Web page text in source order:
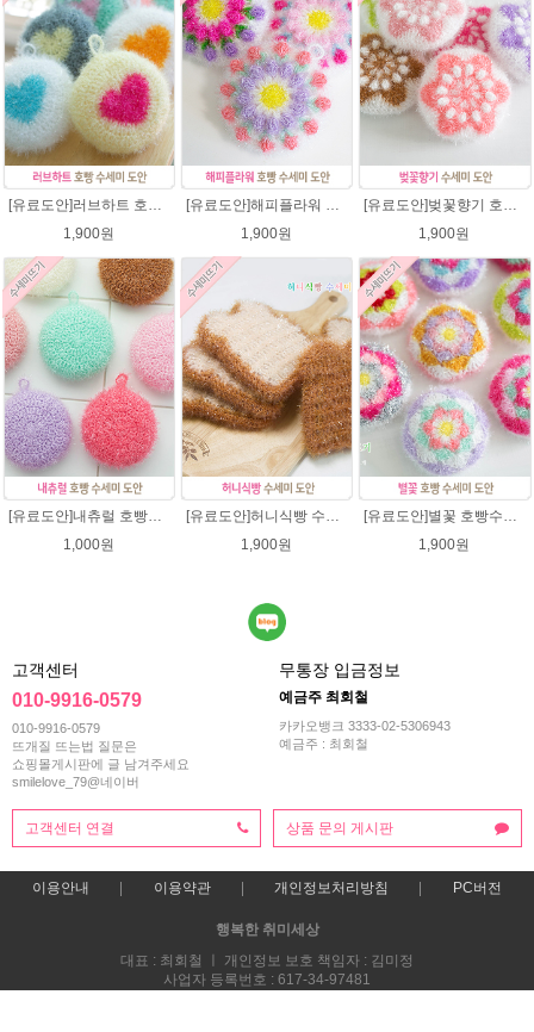
1,900원
1,900원
1,900원
[유료도안]내츄럴 호빵수세미 코바늘뜨기 수세미뜨기 뜨개질 도안 반짝이실
1,000원
[유료도안]허니식빵 수세미뜨기 코바늘뜨기도안 /수세미뜨기/수세미실/반짝이수세미/반짝이실/수세미실 웰빙수세미 퐁퐁수세미 식빵 코바늘수세미
1,900원
[유료도안]별꽃 호빵수세미뜨기 도안(수세미실은 옵션에서 추가구매 가능)/수세미뜨기/수세미실/반짝이수세미/반짝이실/별수세미 호빵수세미 웰빙수세미 퐁퐁수세미 코바늘수세미
1,900원
고객센터
010-9916-0579
010-9916-0579
뜨개질 뜨는법 질문은
쇼핑몰게시판에 글 남겨주세요
smilelove_79@네이버
무통장 입금정보
예금주 최회철
카카오뱅크 3333-02-5306943
예금주 : 최회철
고객센터 연결 상품 문의 게시판
이용안내 이용약관 개인정보처리방침 PC버전
행복한 취미세상
대표 : 최회철 ㅣ 개인정보 보호 책임자 : 김미정
사업자 등록번호 : 617-34-97481